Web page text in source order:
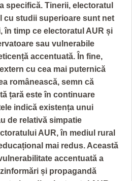
specifică. Tinerii, electoratul
cu studii superioare sunt net
în timp ce electoratul AUR și
sau vulnerabile
accentuată. În fine,
cu cea mai puternică
românească, semn că
țară este în continuare
indică existența unui
de relativă simpatie
AUR, în mediul rural
mai redus. Această
accentuată a
și propagandă